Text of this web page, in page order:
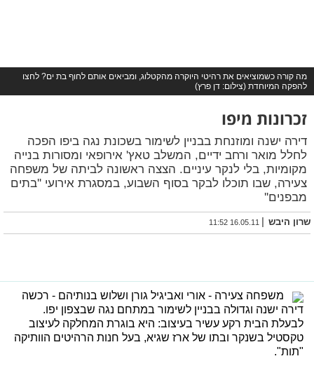
מה קורה כשמוציאים את רהיטי היוקרה מהקטלוג, ומביאים אותם לחוף בת ים? לחצו
להפקה המיוחדת (צילום: דן פרץ)
זכרונות מיפו
דירה ישנה ומוזנחת בבניין לשימור בשכונת נגה ביפו הפכה
לחלל מואר ורחב ידיים, המשלב טאץ' אירופאי ומסורות בנייה
מקומיות, בלי לנקר עיניים. הצצה ראשונה לביתה של משפחה
צעירה, שבו תוכלו לבקר בסוף השבוע, במסגרת אירועי ''בתים
מבפנים''
שרון היבש |
16.05.11 11:52
משפחה צעירה - אורי ואביגיל גורן ושלוש בנותיהם - רכשה
דירה ישנה וגדולה בבניין לשימור במתחם נגה שבצפון יפו.
לבעלת הבית רקע עשיר בעיצוב: היא בוגרת המחלקה לעיצוב
טקסטיל בשנקר ובתו של ארז שגיא, בעל חנות הרהיטים הוותיקה
"תות".